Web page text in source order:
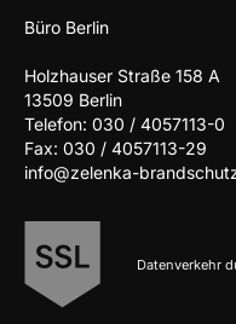
Büro Berlin
Holzhauser Straße 158 A
13509 Berlin
Telefon: 030 / 4057113-0
Fax: 030 / 4057113-29
info@zelenka-
Datenverkehr